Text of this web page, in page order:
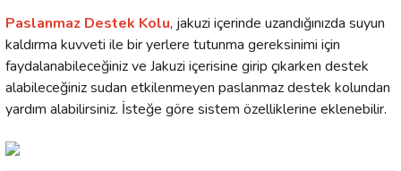
Paslanmaz Destek Kolu, jakuzi içerinde uzandığınızda suyun
kaldırma kuvveti ile bir yerlere tutunma gereksinimi için
faydalanabileceğiniz ve Jakuzi içerisine girip çıkarken destek
alabileceğiniz sudan etkilenmeyen paslanmaz destek kolundan
yardım alabilirsiniz. İsteğe göre sistem özelliklerine eklenebilir.